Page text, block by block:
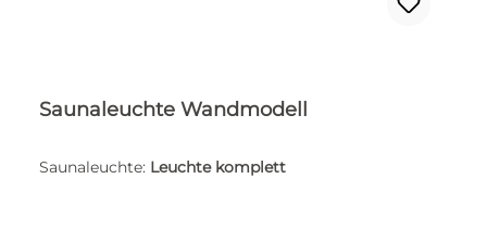
Saunaleuchte Wandmodell
Saunaleuchte: Leuchte komplett